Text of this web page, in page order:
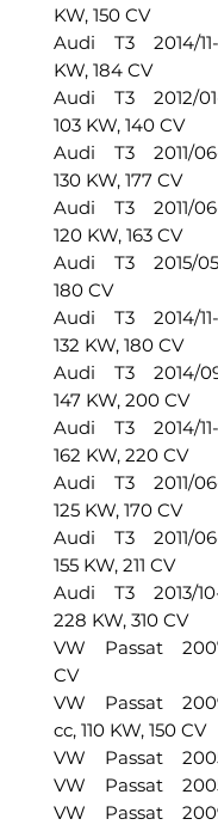
KW, 150 CV
Audi T3 2014/11-
KW, 184 CV
Audi T3 2012/
103 KW, 140 CV
Audi T3 2011/
130 KW, 177 CV
Audi T3 2011/
120 KW, 163 CV
Audi T3 2015/05-
180 CV
Audi T3 2014/
132 KW, 180 CV
Audi T3 2014/
147 KW, 200 CV
Audi T3 2014/
162 KW, 220 CV
Audi T3 2011/
125 KW, 170 CV
Audi T3 2011/
155 KW, 211 CV
Audi T3 2013/
228 KW, 310 CV
VW Passat
CV
VW Passat
cc, 110 KW, 150 CV
VW Passat 2005/
VW Passat 2005/
VW Passat